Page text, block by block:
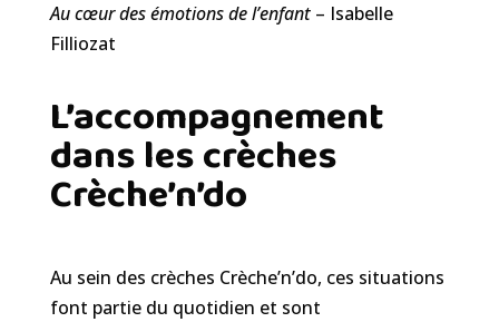
Au cœur des émotions de l’enfant– Isabelle
Filliozat
L’accompagnement
dans les crèches
Crèche’n’do
Au sein des crèches Crèche’n’do, ces situations
font partie du quotidien et sont